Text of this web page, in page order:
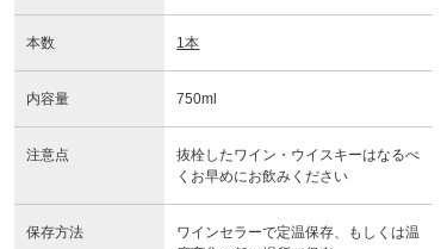
本数 1本
内容量 750ml
注意点
抜栓したワイン・ウイスキーはなるべ
くお早めにお飲みください
保存方法
ワインセラーで定温保存、もしくは温